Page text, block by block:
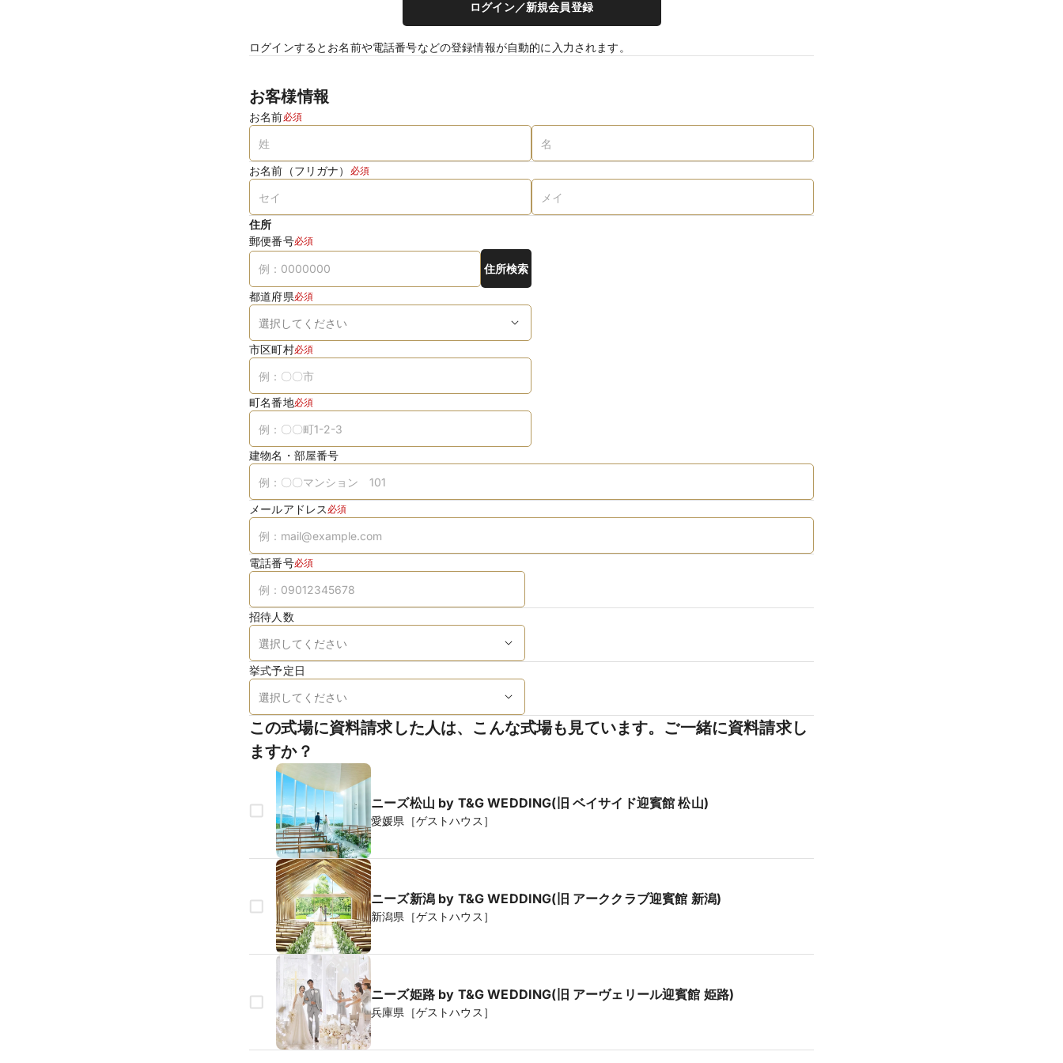
ログイン／新規会員登録
ログインするとお名前や電話番号などの登録情報が自動的に入力されます。
お客様情報
お名前必須
お名前（フリガナ） 必須
住所
郵便番号必須
住所検索
都道府県必須
市区町村必須
町名番地必須
建物名・部屋番号
メールアドレス 必須
電話番号必須
招待人数
挙式予定日
この式場に資料請求した人は、こんな式場も見ています。ご一緒に資料請求し
ますか？
ニーズ松山 by T&G WEDDING(旧 ベイサイド迎賓館 松山)
愛媛県［ゲストハウス］
ニーズ新潟 by T&G WEDDING(旧 アーククラブ迎賓館 新潟)
新潟県［ゲストハウス］
ニーズ姫路 by T&G WEDDING(旧 アーヴェリール迎賓館 姫路)
兵庫県［ゲストハウス］